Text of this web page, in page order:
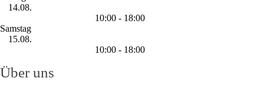
14.08.
10:00 - 18:00
Samstag
15.08.
10:00 - 18:00
Über uns